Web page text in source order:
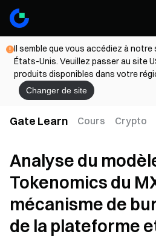
Il semble que vous accédiez à
États-Unis. Veuillez passer au site
produits disponibles dans votre
Changer de site
Gate Learn Cours Crypto
Analyse du
Tokenomics du
mécanisme de
de la plateforme